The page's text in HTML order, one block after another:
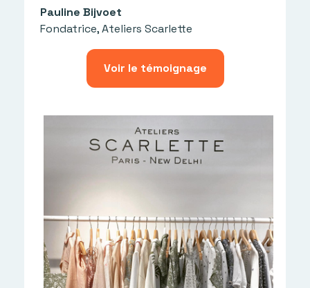
Pauline Bijvoet
Fondatrice, Ateliers Scarlette
Voir le témoignage